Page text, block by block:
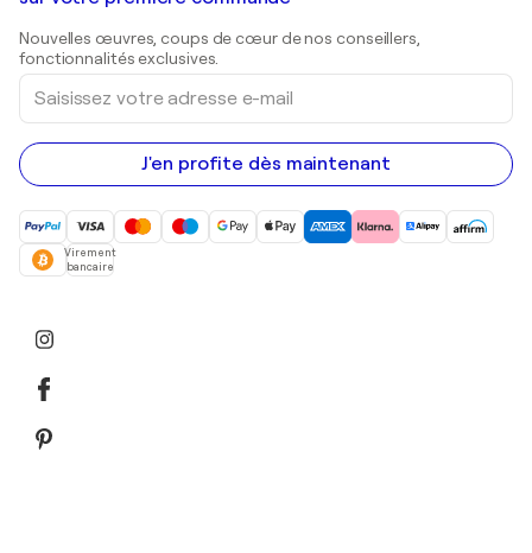
Peintures acryliques
Nouvelles œuvres, coups de cœur de nos conseillers,
fonctionnalités exclusives.
Saisissez
votre
adresse
e-
mail
J'en profite dès maintenant
Virement
bancaire